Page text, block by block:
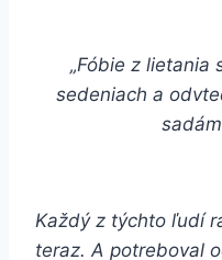
„Fóbie z lietania
sedeniach a
Každý z týchto ľudí
teraz. A potreboval